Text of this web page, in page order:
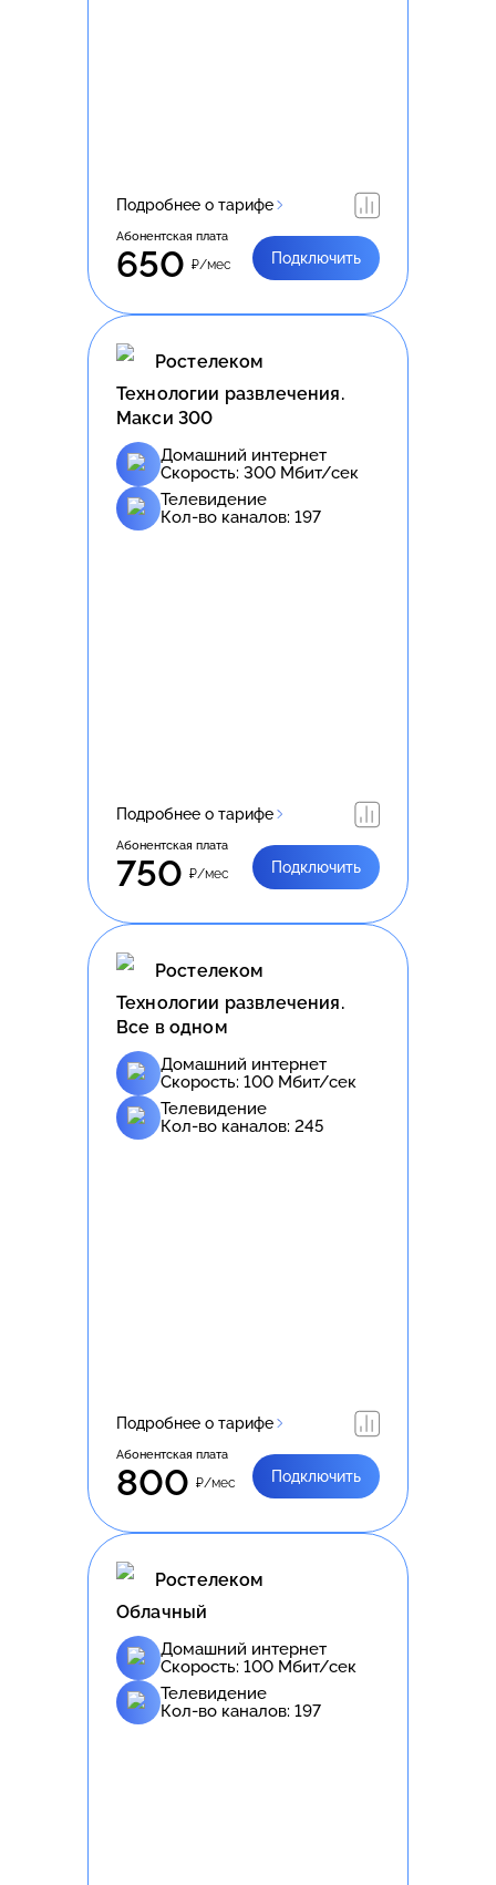
Подробнее о тарифе
Абонентская плата
650 ₽/мес Подключить
Ростелеком
Технологии развлечения.
Макси 300
Домашний интернет
Скорость: 300 Мбит/сек
Телевидение
Кол-во каналов: 197
Подробнее о тарифе
Абонентская плата
750 ₽/мес Подключить
Ростелеком
Технологии развлечения.
Все в одном
Домашний интернет
Скорость: 100 Мбит/сек
Телевидение
Кол-во каналов: 245
Подробнее о тарифе
Абонентская плата
800 ₽/мес Подключить
Ростелеком
Облачный
Домашний интернет
Скорость: 100 Мбит/сек
Телевидение
Кол-во каналов: 197